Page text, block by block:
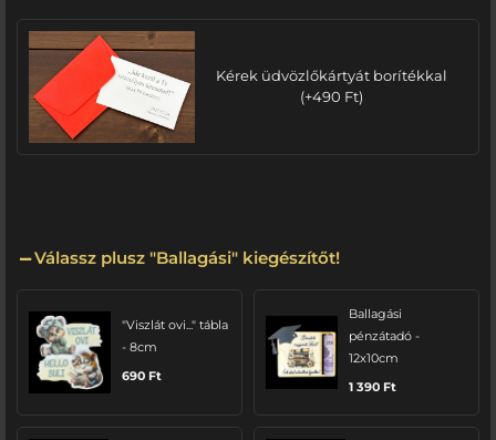
Kérek üdvözlőkártyát borítékkal
(+490 Ft)
Válassz plusz "Ballagási" kiegészítőt!
"Viszlát ovi..." tábla
- 8cm
690 Ft
Ballagási
pénzátadó -
12x10cm
1 390 Ft